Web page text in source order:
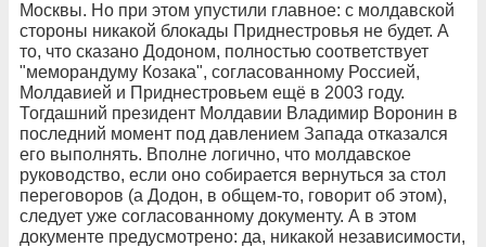
Москвы. Но при этом упустили главное: с молдавской
стороны никакой блокады Приднестровья не будет. А
то, что сказано Додоном, полностью соответствует
"меморандуму Козака", согласованному Россией,
Молдавией и Приднестровьем ещё в 2003 году.
Тогдашний президент Молдавии Владимир Воронин в
последний момент под давлением Запада отказался
его выполнять. Вполне логично, что молдавское
руководство, если оно собирается вернуться за стол
переговоров (а Додон, в общем-то, говорит об этом),
следует уже согласованному документу. А в этом
документе предусмотрено: да, никакой независимости,